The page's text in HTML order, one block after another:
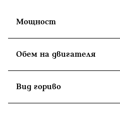
Мощност
Обем на двигателя
Вид гориво